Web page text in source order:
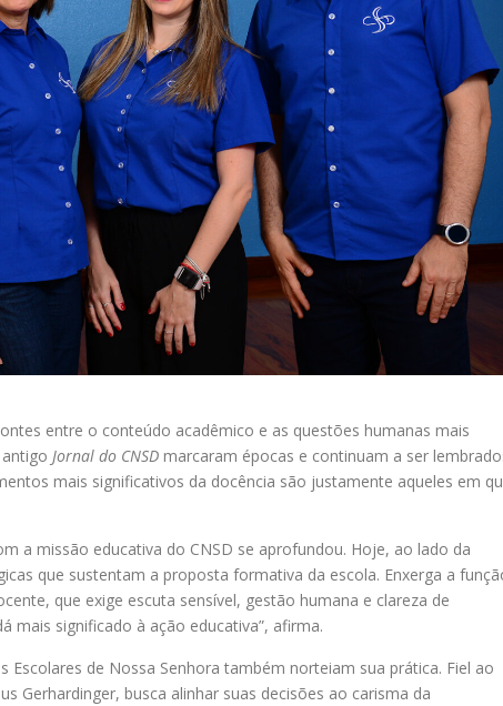
entre o conteúdo acadêmico e as questões humanas mais
Jornal do CNSD marcaram épocas e continuam a ser
mais significativos da docência são justamente aqueles em
a missão educativa do CNSD se aprofundou. Hoje, ao lado da
que sustentam a proposta formativa da escola. Enxerga a
que exige escuta sensível, gestão humana e clareza de
mais significado à ação educativa”, afirma.
de Nossa Senhora também norteiam sua prática. Fiel ao
Gerhardinger, busca alinhar suas decisões ao carisma da